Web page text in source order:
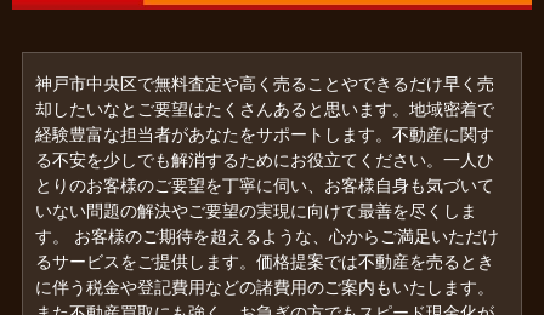
神戸市中央区で無料査定や高く売ることやできるだけ早く売
却したいなとご要望はたくさんあると思います。地域密着で
経験豊富な担当者があなたをサポートします。不動産に関す
る不安を少しでも解消するためにお役立てください。一人ひ
とりのお客様のご要望を丁寧に伺い、お客様自身も気づいて
いない問題の解決やご要望の実現に向けて最善を尽くしま
す。 お客様のご期待を超えるような、心からご満足いただけ
るサービスをご提供します。価格提案では不動産を売るとき
に伴う税金や登記費用などの諸費用のご案内もいたします。